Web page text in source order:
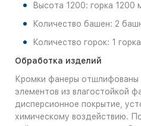
Высота 1200: горка 1200
Количество башен: 2
Количество горок: 1 горка
Обработка изделий
Кромки фанеры отшлифованы
элементов из влагостойкой
дисперсионное покрытие,
химическому воздействию.